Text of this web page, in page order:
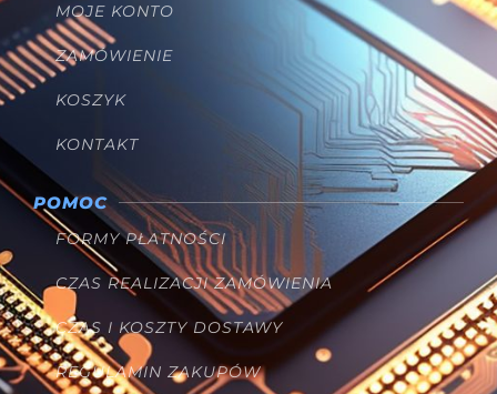
MOJE KONTO
ZAMÓWIENIE
KOSZYK
KONTAKT
POMOC
FORMY PŁATNOŚCI
CZAS REALIZACJI ZAMÓWIENIA
CZAS I KOSZTY DOSTAWY
REGULAMIN ZAKUPÓW